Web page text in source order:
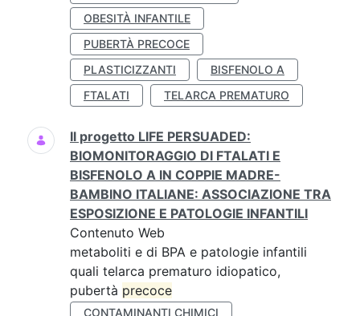
OBESITÀ INFANTILE
PUBERTÀ PRECOCE
PLASTICIZZANTI
BISFENOLO A
FTALATI
TELARCA PREMATURO
Il progetto LIFE PERSUADED:
BIOMONITORAGGIO DI FTALATI E
BISFENOLO A IN COPPIE MADRE-
BAMBINO ITALIANE: ASSOCIAZIONE TRA
ESPOSIZIONE E PATOLOGIE INFANTILI
Contenuto Web
metaboliti e di BPA e patologie infantili
quali telarca prematuro idiopatico,
pubertà precoce
CONTAMINANTI CHIMICI